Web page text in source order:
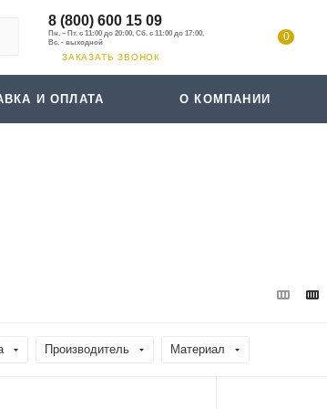
8 (800) 600 15 09
ЗАКАЗАТЬ ЗВОНОК
0
И ОПЛАТА О КОМПАНИИ
Производитель Материал